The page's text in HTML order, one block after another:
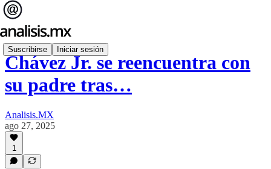
Suscribirse Iniciar sesión
Chávez Jr. se reencuentra con
su padre tras…
Analisis.MX
ago 27, 2025
1